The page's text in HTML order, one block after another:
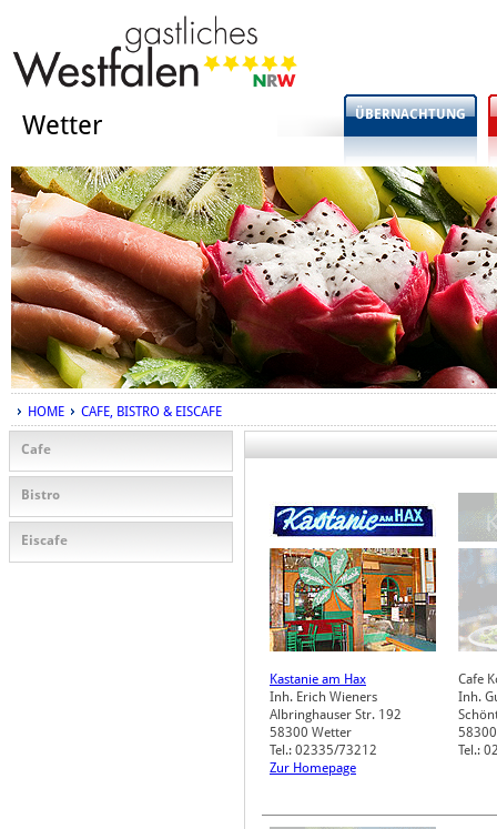
Wetter ÜBERNACHTUNG
HOME CAFE, BISTRO & EISCAFE
Cafe
Bistro
Eiscafe
Kastanie am Hax
Inh. Erich Wieners
Albringhauser Str. 192
58300 Wetter
Tel.: 02335/73212
Zur Homepage
Cafe
Inh.
58300
Tel.: